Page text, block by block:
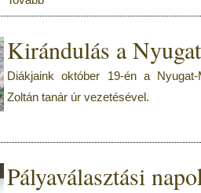
Kirándulás a
Diákjaink október 19-én a
Zoltán tanár úr vezetésével.
Pályaválasztási